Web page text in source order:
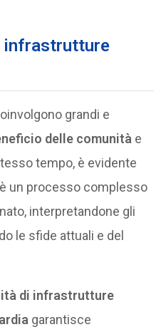
infrastrutture
grandi e
delle comunità e
tempo, è evidente
un processo complesso
interpretandone gli
le sfide attuali e del
di infrastrutture
garantisce